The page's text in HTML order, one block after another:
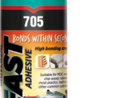
AYRINTILAR